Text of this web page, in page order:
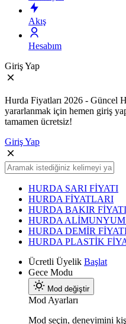
Akış
Hesabım
Giriş Yap
Hurda Fiyatları 2026 - Güncel
yararlanmak için hemen giriş
tamamen ücretsiz!
Giriş Yap
HURDA SARI FİYATI
HURDA FİYATLARI
HURDA BAKIR FİYATI
HURDA
HURDA DEMİR
HURDA PLASTİK
Ücretli Üyelik Başlat
Gece Modu
Mod değiştir
Mod Ayarları
Mod seçin, deneyimini